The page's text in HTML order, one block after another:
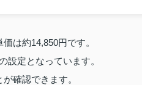
は約14,850円です。
設定となっています。
確認できます。